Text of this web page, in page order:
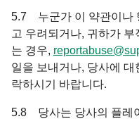
5.7 누군가 이 약관이나
고 우려되거나, 귀하가
는 경우,
일을 보내거나, 당사에
락하시기 바랍니다.
5.8 당사는 당사의 플레